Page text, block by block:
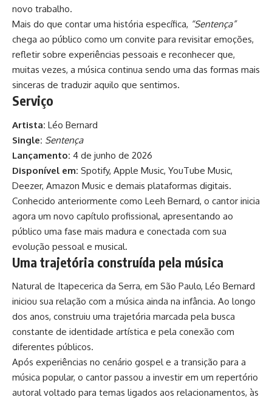
novo trabalho.
Mais do que contar uma história específica, “Sentença”
chega ao público como um convite para revisitar emoções,
refletir sobre experiências pessoais e reconhecer que,
muitas vezes, a música continua sendo uma das formas mais
sinceras de traduzir aquilo que sentimos.
Serviço
Artista: Léo Bernard
Single: Sentença
Lançamento: 4 de junho de 2026
Disponível em: Spotify, Apple Music, YouTube Music,
Deezer, Amazon Music e demais plataformas digitais.
Conhecido anteriormente como Leeh Bernard, o cantor inicia
agora um novo capítulo profissional, apresentando ao
público uma fase mais madura e conectada com sua
evolução pessoal e musical.
Uma trajetória construída pela música
Natural de Itapecerica da Serra, em São Paulo, Léo Bernard
iniciou sua relação com a música ainda na infância. Ao longo
dos anos, construiu uma trajetória marcada pela busca
constante de identidade artística e pela conexão com
diferentes públicos.
Após experiências no cenário gospel e a transição para a
música popular, o cantor passou a investir em um repertório
autoral voltado para temas ligados aos relacionamentos, às